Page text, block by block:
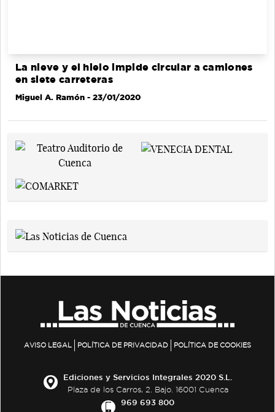
La nieve y el hielo impide circular a camiones
en siete carreteras
Miguel A. Ramón - 23/01/2020
AVISO LEGAL POLÍTICA DE PRIVACIDAD POLÍTICA DE COOKIES
Ediciones y Servicios Integrales 2020 S.L.
Plaza de los Carros, 2. Bajo. 16001 Cuenca
969 693 800